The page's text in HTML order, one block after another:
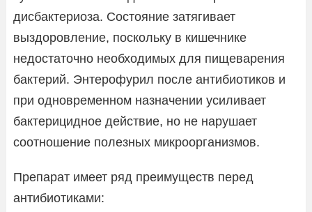
дисбактериоза. Состояние затягивает
выздоровление, поскольку в кишечнике
недостаточно необходимых для пищеварения
бактерий. Энтерофурил после антибиотиков и
при одновременном назначении усиливает
бактерицидное действие, но не нарушает
соотношение полезных микроорганизмов.
Препарат имеет ряд преимуществ перед
антибиотиками: